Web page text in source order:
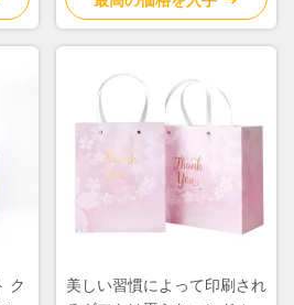
ク
美しい習慣によって印刷され